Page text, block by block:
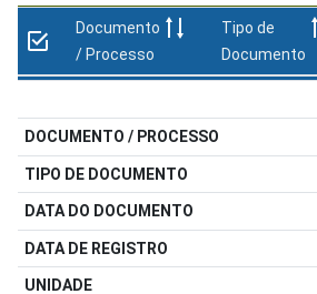
Documento
/ Processo
Tipo de
Documento